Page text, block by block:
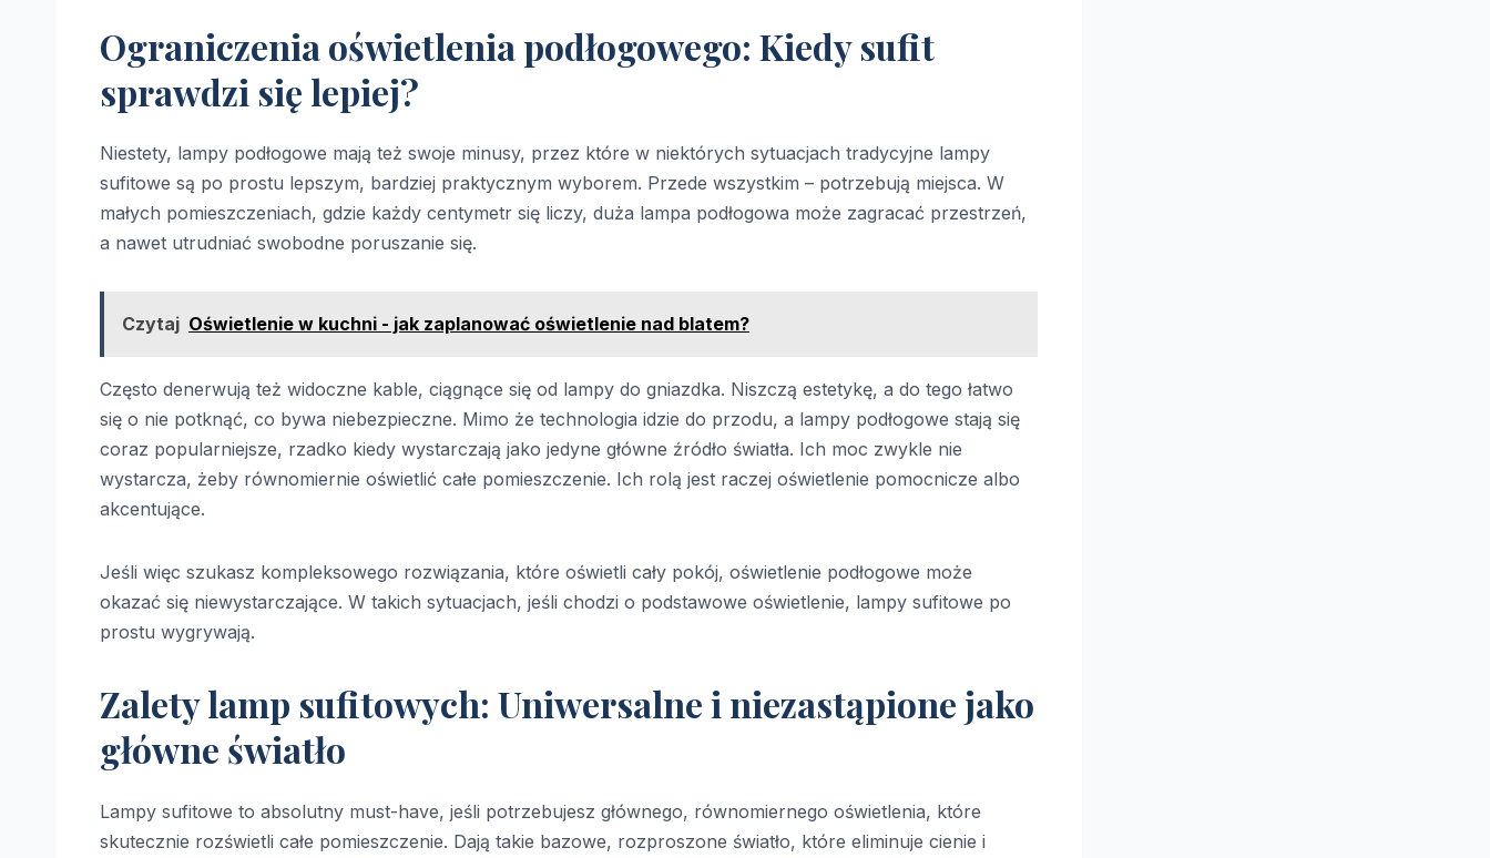
Ograniczenia oświetlenia podłogowego: Kiedy sufit
sprawdzi się lepiej?
Niestety, lampy podłogowe mają też swoje minusy, przez które w niektórych sytuacjach tradycyjne lampy
sufitowe są po prostu lepszym, bardziej praktycznym wyborem. Przede wszystkim – potrzebują miejsca. W
małych pomieszczeniach, gdzie każdy centymetr się liczy, duża lampa podłogowa może zagracać przestrzeń,
a nawet utrudniać swobodne poruszanie się.
Czytaj Oświetlenie w kuchni - jak zaplanować oświetlenie nad blatem?
Często denerwują też widoczne kable, ciągnące się od lampy do gniazdka. Niszczą estetykę, a do tego łatwo
się o nie potknąć, co bywa niebezpieczne. Mimo że technologia idzie do przodu, a lampy podłogowe stają się
coraz popularniejsze, rzadko kiedy wystarczają jako jedyne główne źródło światła. Ich moc zwykle nie
wystarcza, żeby równomiernie oświetlić całe pomieszczenie. Ich rolą jest raczej oświetlenie pomocnicze albo
akcentujące.
Jeśli więc szukasz kompleksowego rozwiązania, które oświetli cały pokój, oświetlenie podłogowe może
okazać się niewystarczające. W takich sytuacjach, jeśli chodzi o podstawowe oświetlenie, lampy sufitowe po
prostu wygrywają.
Zalety lamp sufitowych: Uniwersalne i niezastąpione jako
główne światło
Lampy sufitowe to absolutny must-have, jeśli potrzebujesz głównego, równomiernego oświetlenia, które
skutecznie rozświetli całe pomieszczenie. Dają takie bazowe, rozproszone światło, które eliminuje cienie i